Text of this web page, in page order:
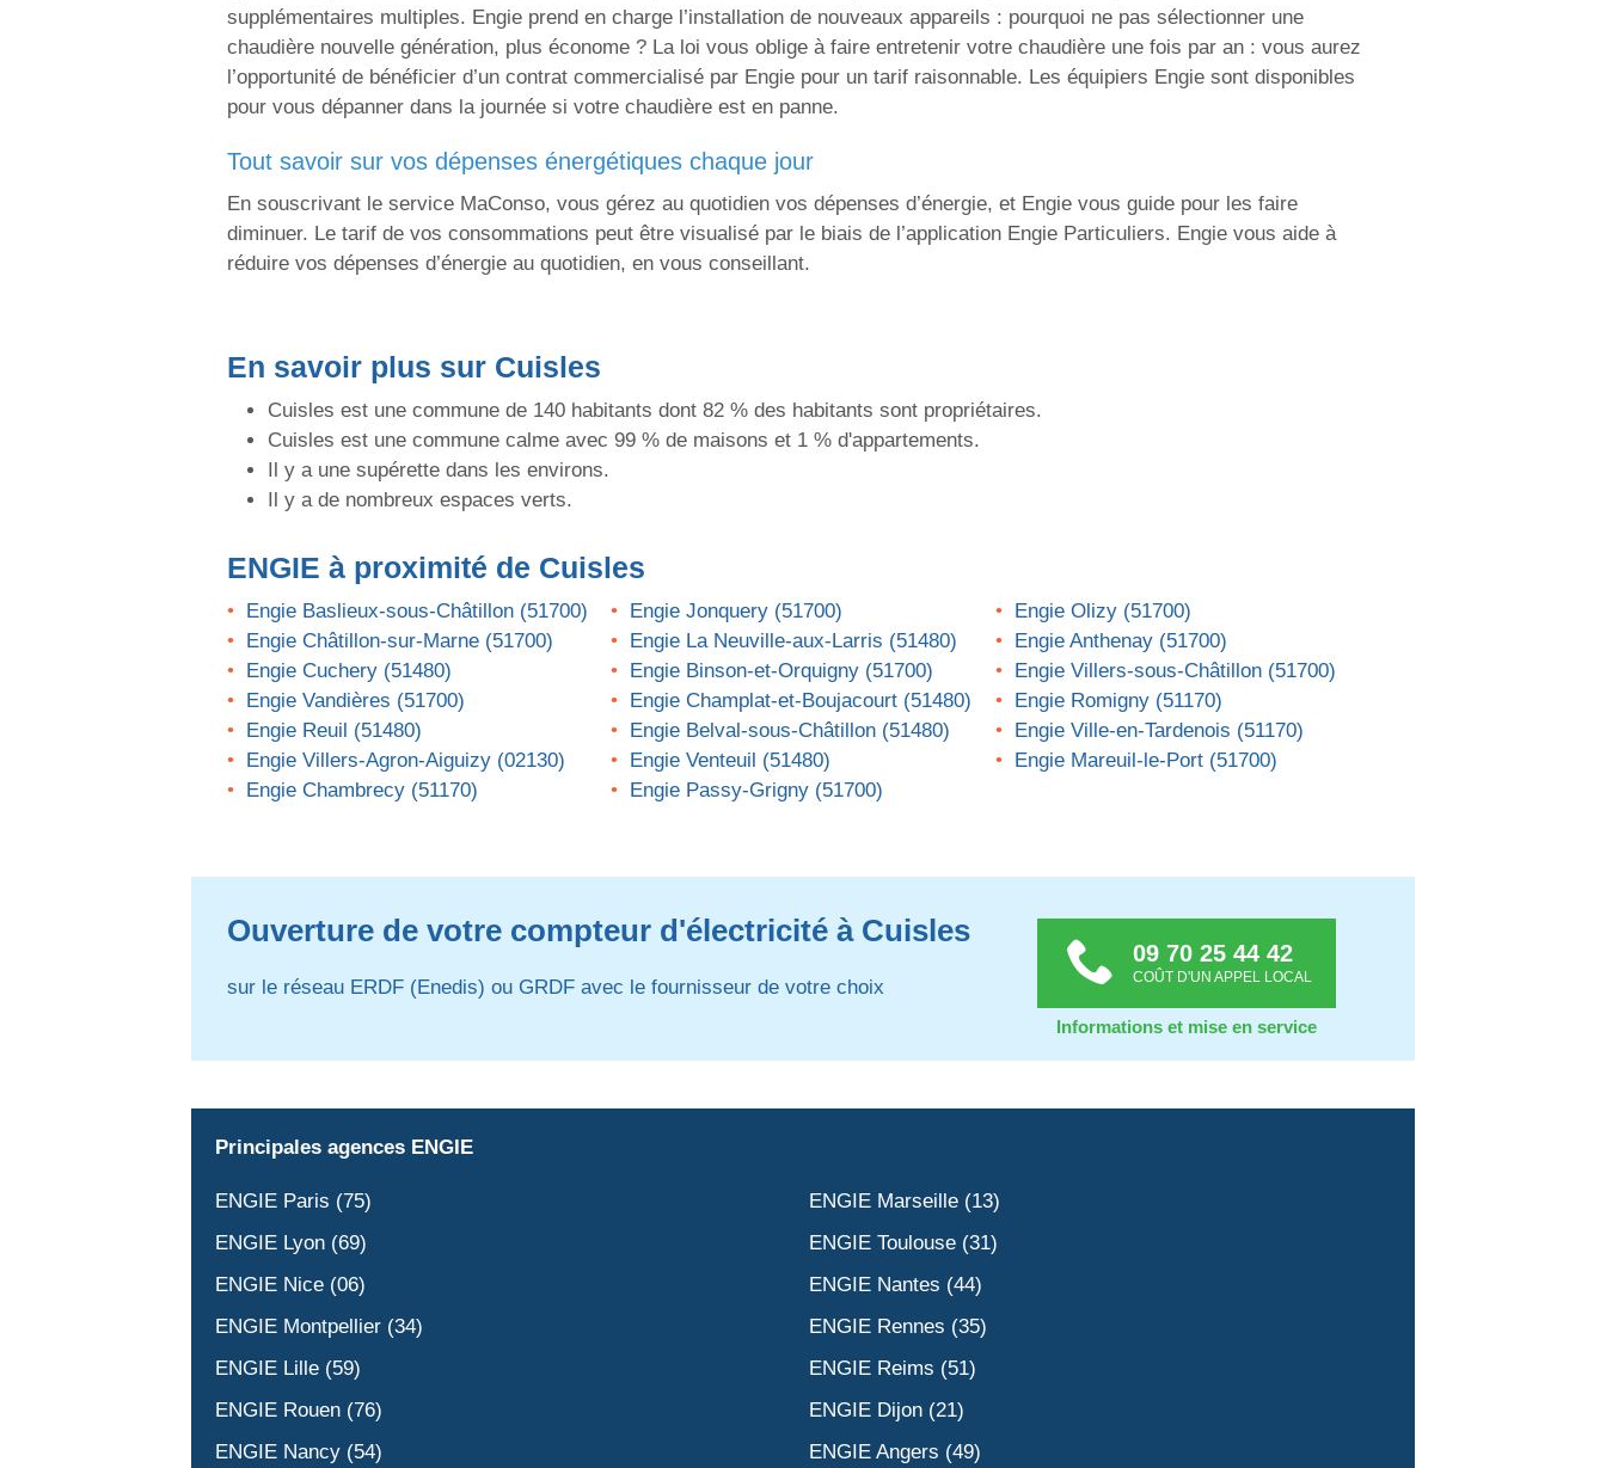
supplémentaires multiples. Engie prend en charge l’installation de nouveaux appareils : pourquoi ne pas sélectionner une
chaudière nouvelle génération, plus économe ? La loi vous oblige à faire entretenir votre chaudière une fois par an : vous aurez
l’opportunité de bénéficier d’un contrat commercialisé par Engie pour un tarif raisonnable. Les équipiers Engie sont disponibles
pour vous dépanner dans la journée si votre chaudière est en panne.
tout savoir sur vos dépenses énergétiques chaque jour
En souscrivant le service MaConso, vous gérez au quotidien vos dépenses d’énergie, et Engie vous guide pour les faire
diminuer. Le tarif de vos consommations peut être visualisé par le biais de l’application Engie Particuliers. Engie vous aide à
réduire vos dépenses d’énergie au quotidien, en vous conseillant.
En savoir plus sur Cuisles
Cuisles est une commune de 140 habitants dont 82 % des habitants sont propriétaires.
Cuisles est une commune calme avec 99 % de maisons et 1 % d'appartements.
Il y a une supérette dans les environs.
Il y a de nombreux espaces verts.
ENGIE à proximité de Cuisles
Engie Baslieux-sous-Châtillon (51700) Engie Jonquery (51700)
Engie Olizy (51700)
Engie Châtillon-sur-Marne (51700)
Engie La Neuville-aux-Larris (51480)
Engie Anthenay (51700)
Engie Cuchery (51480)
Engie Binson-et-Orquigny (51700)
Engie Villers-sous-Châtillon (51700)
Engie Vandières (51700)
Engie Champlat-et-Boujacourt (51480)
Engie Romigny (51170)
Engie Reuil (51480)
Engie Belval-sous-Châtillon (51480)
Engie Ville-en-Tardenois (51170)
Engie Villers-Agron-Aiguizy (02130)
Engie Venteuil (51480)
Engie Mareuil-le-Port (51700)
Engie Chambrecy (51170)
Engie Passy-Grigny (51700)
Ouverture de votre compteur d'électricité à Cuisles
sur le réseau ERDF (Enedis) ou GRDF avec le fournisseur de votre choix
09 70 25 44 42
COÛT D'UN APPEL LOCAL
Informations et mise en service
Principales agences ENGIE
ENGIE Paris (75)
ENGIE Marseille (13)
ENGIE Lyon (69)
ENGIE Toulouse (31)
ENGIE Nice (06)
ENGIE Nantes (44)
ENGIE Montpellier (34)
ENGIE Rennes (35)
ENGIE Lille (59)
ENGIE Reims (51)
ENGIE Rouen (76)
ENGIE Dijon (21)
ENGIE Nancy (54)
ENGIE Angers (49)